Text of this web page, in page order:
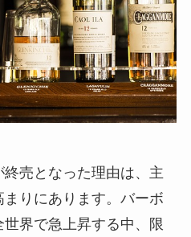
売となった理由は、主
りにあります。バーボ
界で急上昇する中、限